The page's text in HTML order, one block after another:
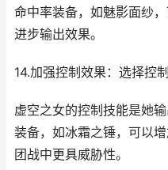
命中率装备，如魅影面纱
进步输出效果。
14.加强控制效果：选择控
虚空之女的控制技能是她
装备，如冰霜之锤，可以
团战中更具威胁性。